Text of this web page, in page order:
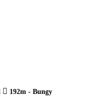
192m - Bungy